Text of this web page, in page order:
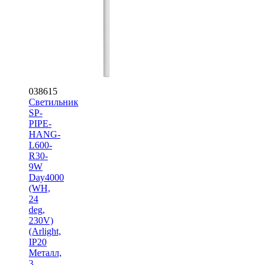
038615
Светильник
SP-
PIPE-
HANG-
L600-
R30-
9W
Day4000
(WH,
24
deg,
230V)
(Arlight,
IP20
Металл,